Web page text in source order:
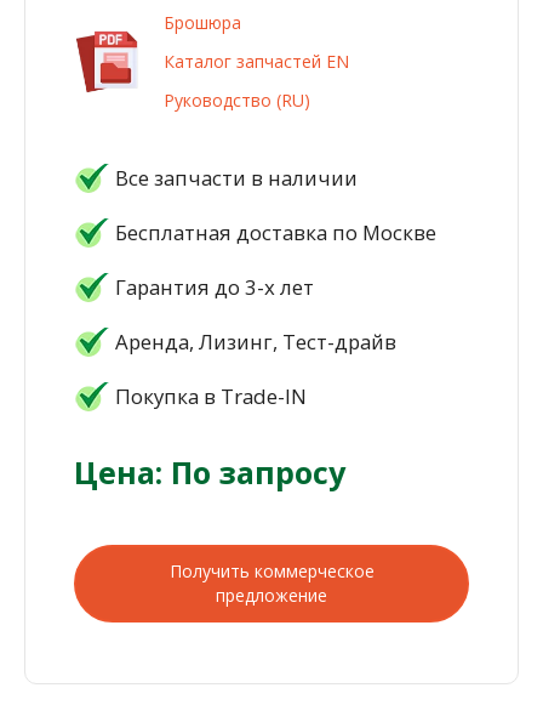
Брошюра
Каталог запчастей EN
Руководство (RU)
Все запчасти в наличии
Бесплатная доставка по Москве
Гарантия до 3-х лет
Аренда, Лизинг, Тест-драйв
Покупка в Trade-IN
Цена: По запросу
Получить коммерческое
предложение